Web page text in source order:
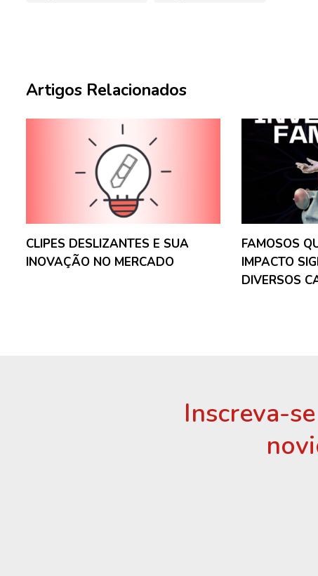
Artigos Relacionados
CLIPES DESLIZANTES E SUA
INOVAÇÃO NO MERCADO
FAMOSOS
IMPACTO
DIVERSOS
Inscreva-